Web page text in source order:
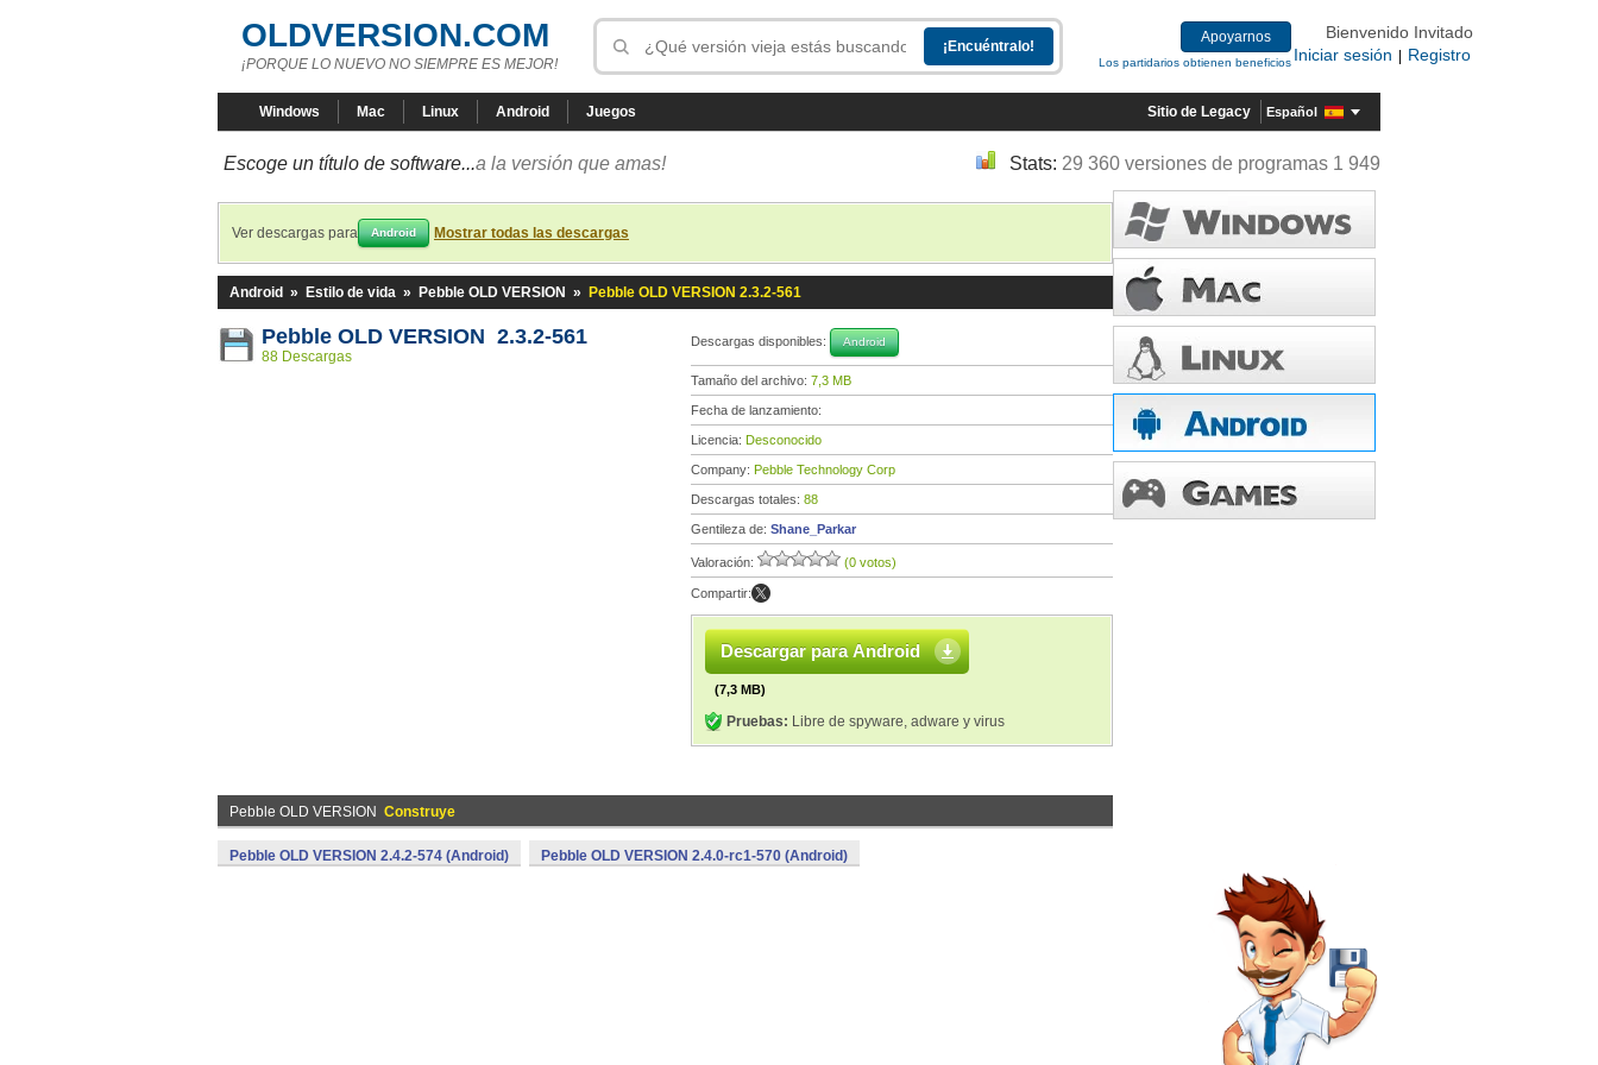
OLDVERSION.COM
¡PORQUE LO NUEVO NO SIEMPRE ES MEJOR!
Apoyarnos
Los partidarios obtienen beneficios
Bienvenido Invitado
Iniciar sesión
Registro
Windows Mac Linux Android Juegos Sitio de Legacy Español
Escoge un título de software...a la versión que amas! Stats: 29 360 versiones de programas 1 949
Ver descargas para Android Mostrar todas las descargas
Android » Estilo de vida » Pebble OLD VERSION » Pebble OLD VERSION 2.3.2-561
Pebble OLD VERSION 2.3.2-561
88 Descargas
Descargas disponibles: Android
Tamaño del archivo: 7,3 MB
Fecha de lanzamiento:
Licencia: Desconocido
Company: Pebble Technology Corp
Descargas totales: 88
Gentileza de: Shane_Parkar
Valoración: (0 votos)
Compartir:
Descargar para Android
(7,3 MB)
Pruebas: Libre de spyware, adware y virus
Pebble OLD VERSION Construye
Pebble OLD VERSION 2.4.2-574 (Android) Pebble OLD VERSION 2.4.0-rc1-570 (Android)